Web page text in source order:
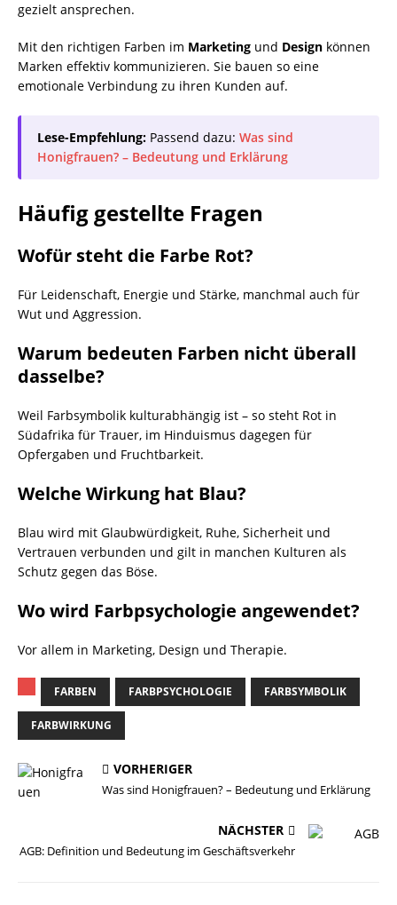
gezielt ansprechen.
Mit den richtigen Farben im Marketing und Design können
Marken effektiv kommunizieren. Sie bauen so eine
emotionale Verbindung zu ihren Kunden auf.
Lese-Empfehlung: Passend dazu: Was sind
Honigfrauen? – Bedeutung und Erklärung
Häufig gestellte Fragen
Wofür steht die Farbe Rot?
Für Leidenschaft, Energie und Stärke, manchmal auch für
Wut und Aggression.
Warum bedeuten Farben nicht überall
dasselbe?
Weil Farbsymbolik kulturabhängig ist – so steht Rot in
Südafrika für Trauer, im Hinduismus dagegen für
Opfergaben und Fruchtbarkeit.
Welche Wirkung hat Blau?
Blau wird mit Glaubwürdigkeit, Ruhe, Sicherheit und
Vertrauen verbunden und gilt in manchen Kulturen als
Schutz gegen das Böse.
Wo wird Farbpsychologie angewendet?
Vor allem in Marketing, Design und Therapie.
FARBEN FARBPSYCHOLOGIE FARBSYMBOLIK
FARBWIRKUNG
VORHERIGER
Was sind Honigfrauen? – Bedeutung und Erklärung
NÄCHSTER
AGB: Definition und Bedeutung im Geschäftsverkehr